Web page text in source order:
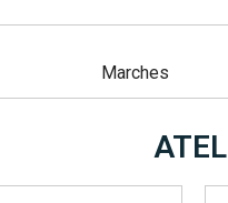
Marches